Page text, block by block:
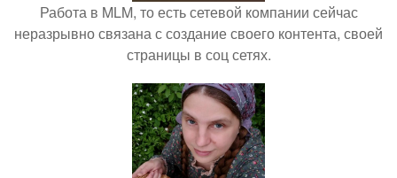
Работа в MLM, то есть сетевой компании сейчас
неразрывно связана с создание своего контента, своей
страницы в соц сетях.